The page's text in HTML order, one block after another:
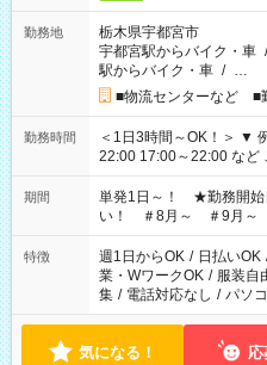
勤務地
栃木県宇都宮市
宇都宮駅からバイク・車
駅からバイク・車 / …
■物流センターなど ■
勤務時間
＜1日3時間～OK！＞ ▼ 例えば… ▼ 15:00～18:00 15:00～
22:00 17:00～22:00 など こちら以外の時間もお気軽にご相談く
ださい！
期間
単発1日～！ ★勤務開始
い！ ＃8月～ ＃9月～
特徴 週1日からOK / 日払いOK
業・WワークOK / 服装自
集 / 電話対応なし / パソ
気になる！ 応